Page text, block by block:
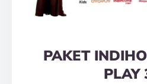
PAKET
PLAY